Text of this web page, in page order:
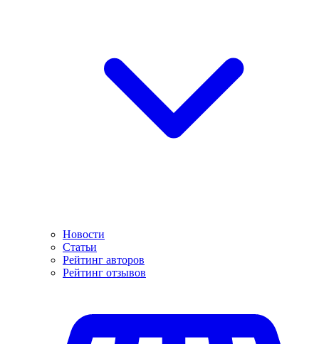
Новости
Статьи
Рейтинг авторов
Рейтинг отзывов